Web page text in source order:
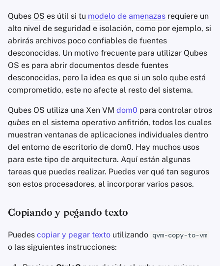
Qubes OS es útil si tu modelo de amenazas requiere un
alto nivel de seguridad e isolación, como por ejemplo, si
abrirás archivos poco confiables de fuentes
desconocidas. Un motivo frecuente para utilizar Qubes
OS es para abrir documentos desde fuentes
desconocidas, pero la idea es que si un solo qube está
comprometido, este no afecte al resto del sistema.
Qubes OS utiliza una Xen VM dom0 para controlar otros
qubes en el sistema operativo anfitrión, todos los cuales
muestran ventanas de aplicaciones individuales dentro
del entorno de escritorio de dom0. Hay muchos usos
para este tipo de arquitectura. Aquí están algunas
tareas que puedes realizar. Puedes ver qué tan seguros
son estos procesadores, al incorporar varios pasos.
Copiando y pegando texto
Puedes copiar y pegar texto utilizando qvm-copy-to-vm
o las siguientes instrucciones: